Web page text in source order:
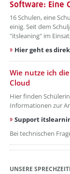
Software: Eine
???
16 Schulen, eine
einig. Seit dem
"itsleaning" im
Hier geht es
???
Wie nutze ich
Cloud
Hier finden
Informationen zur
Support
Bei technischen
UNSERE